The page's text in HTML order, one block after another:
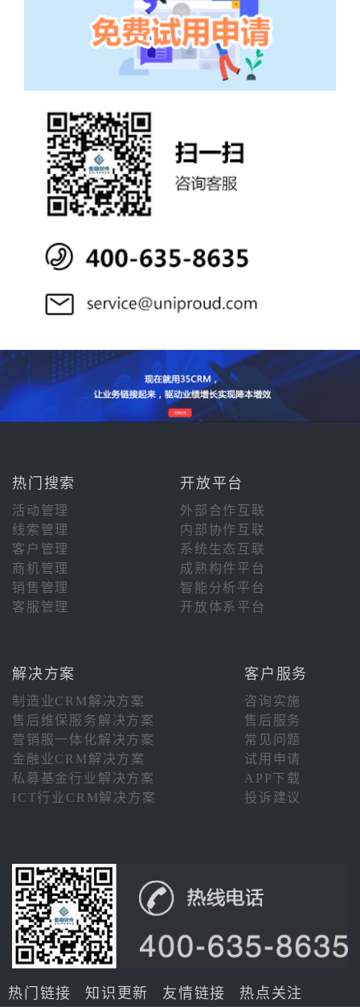
热门搜索 开放平台
活动管理
外部合作互联
线索管理
内部协作互联
客户管理
系统生态互联
商机管理
成熟构件平台
销售管理
智能分析平台
客服管理
开放体系平台
解决方案 客户服务
制造业CRM解决方案
咨询实施
售后维保服务解决方案
售后服务
营销服一体化解决方案
常见问题
金融业CRM解决方案
试用申请
私募基金行业解决方案
APP下载
ICT行业CRM解决方案
投诉建议
热门链接 知识更新 友情链接 热点关注